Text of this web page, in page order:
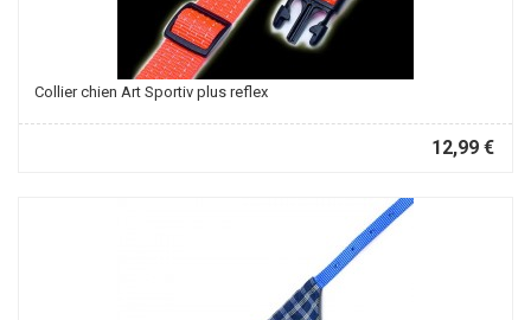
Collier chien Art Sportiv plus reflex
12,99 €